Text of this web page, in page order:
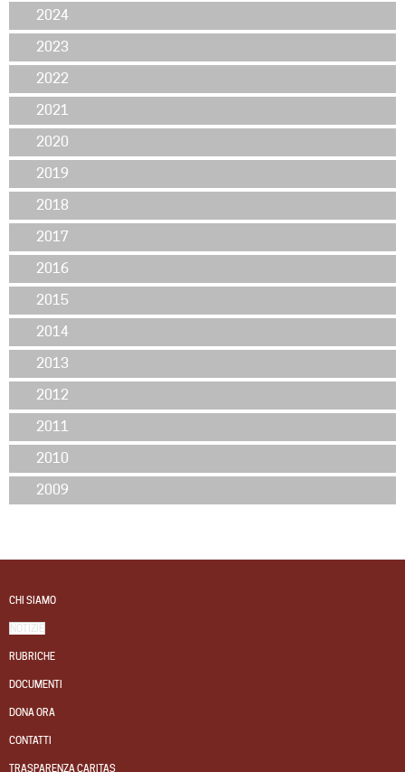
2024
2023
2022
2021
2020
2019
2018
2017
2016
2015
2014
2013
2012
2011
2010
2009
CHI SIAMO
NOTIZIE
RUBRICHE
DOCUMENTI
DONA ORA
CONTATTI
TRASPARENZA CARITAS